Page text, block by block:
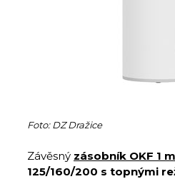
Foto: DZ Dražice
Závěsný zásobník OKF 1 m
125/160/200 s topnými